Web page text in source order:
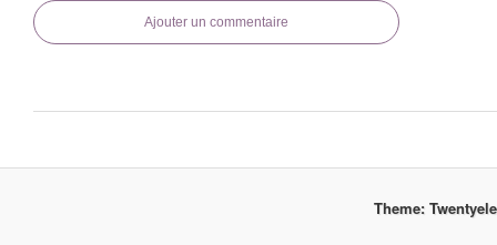
Ajouter un commentaire
Theme: